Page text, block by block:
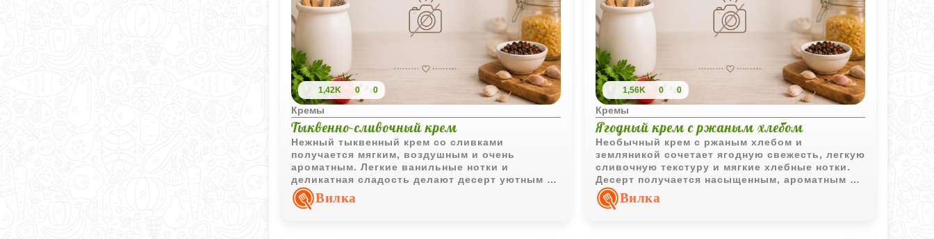
1,42K 0 0
Кремы
Тыквенно-сливочный крем
Нежный тыквенный крем со сливками
получается мягким, воздушным и очень
ароматным. Легкие ванильные нотки и
деликатная сладость делают десерт уютным и
особенно приятным в охлажденном виде.
Вилка
1,56K 0 0
Кремы
Ягодный крем с ржаным хлебом
Необычный крем с ржаным хлебом и
земляникой сочетает ягодную свежесть, легкую
сливочную текстуру и мягкие хлебные нотки.
Десерт получается насыщенным, ароматным и
очень уютным по вкусу.
Вилка